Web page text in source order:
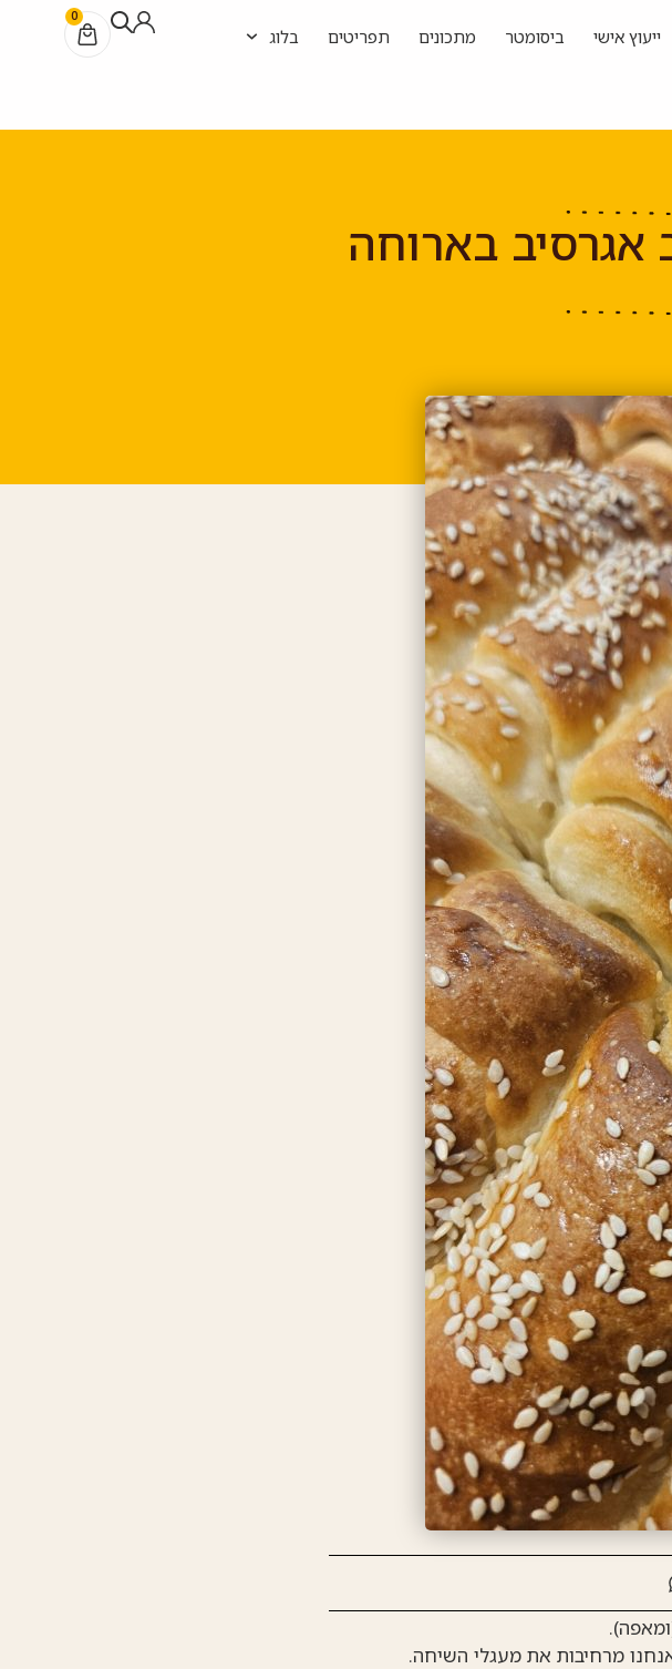
ייעוץ אישי ביסומטר מתכונים תפריטים בלוג
0
אגרסיב בארוחה
מרחיבות את מעגלי השיחה.